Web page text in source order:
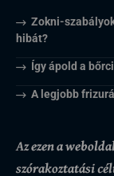
Zokni-
hibát?
Így ápold a
A legjobb
Az ezen a
szórakoztatási